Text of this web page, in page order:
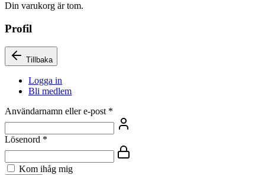
Din varukorg är tom.
Profil
Tillbaka
Logga in
Bli medlem
Användarnamn eller e-post *
Lösenord *
Kom ihåg mig